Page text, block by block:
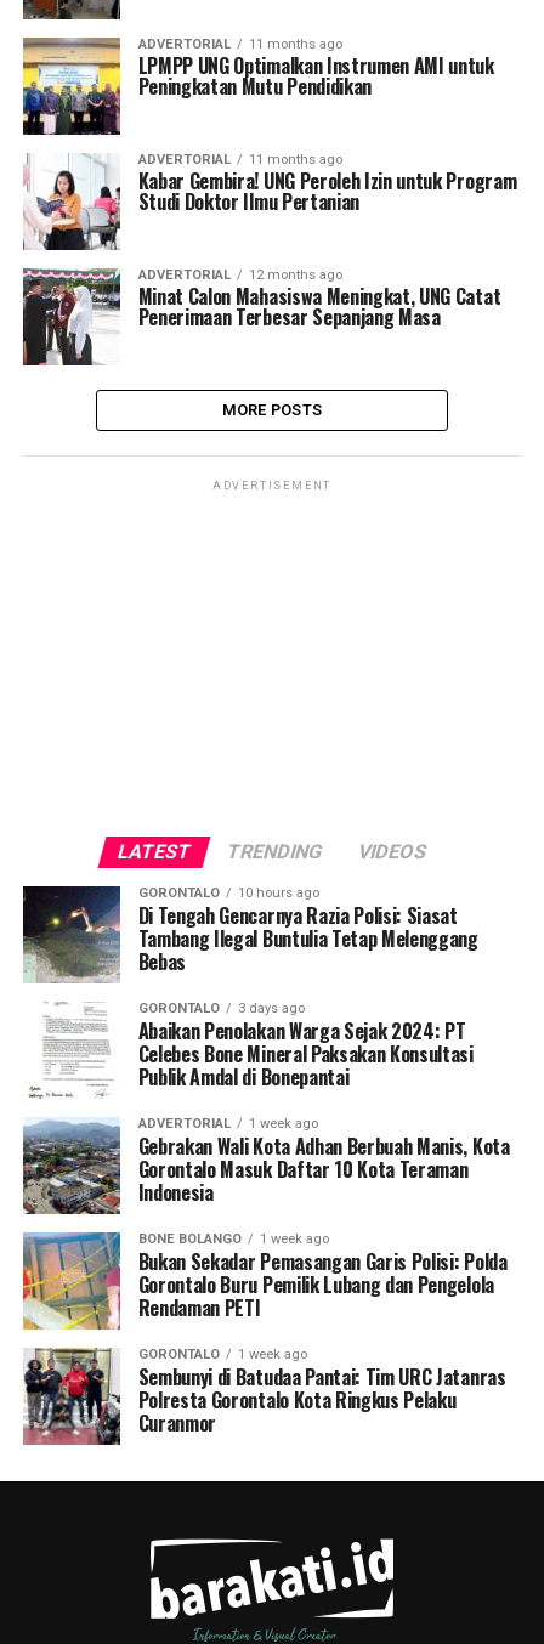
ADVERTORIAL 11 months ago
LPMPP UNG Optimalkan Instrumen AMI untuk
Peningkatan Mutu Pendidikan
ADVERTORIAL 11 months ago
Kabar Gembira! UNG Peroleh Izin untuk Program
Studi Doktor Ilmu Pertanian
ADVERTORIAL 12 months ago
Minat Calon Mahasiswa Meningkat, UNG Catat
Penerimaan Terbesar Sepanjang Masa
MORE POSTS
ADVERTISEMENT
LATEST TRENDING VIDEOS
GORONTALO 10 hours ago
Di Tengah Gencarnya Razia Polisi: Siasat
Tambang Ilegal Buntulia Tetap Melenggang
Bebas
GORONTALO 3 days ago
Abaikan Penolakan Warga Sejak 2024: PT
Celebes Bone Mineral Paksakan Konsultasi
Publik Amdal di Bonepantai
ADVERTORIAL 1 week ago
Gebrakan Wali Kota Adhan Berbuah Manis, Kota
Gorontalo Masuk Daftar 10 Kota Teraman
Indonesia
BONE BOLANGO 1 week ago
Bukan Sekadar Pemasangan Garis Polisi: Polda
Gorontalo Buru Pemilik Lubang dan Pengelola
Rendaman PETI
GORONTALO 1 week ago
Sembunyi di Batudaa Pantai: Tim URC Jatanras
Polresta Gorontalo Kota Ringkus Pelaku
Curanmor